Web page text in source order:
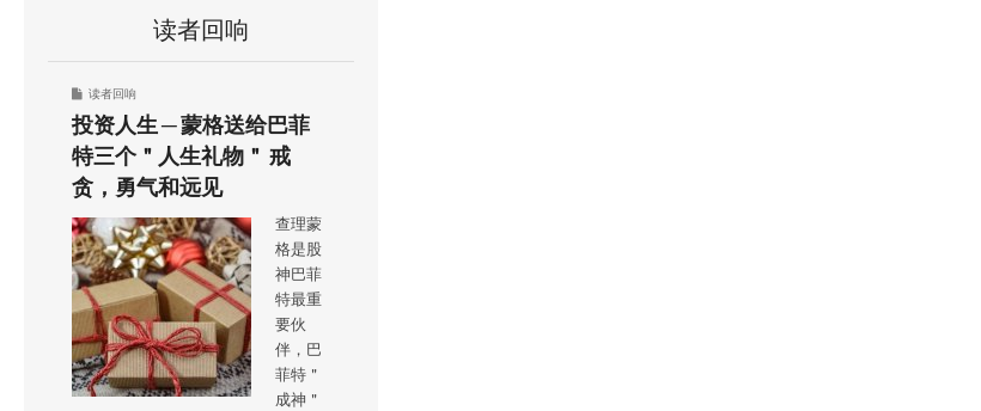
读者回响
读者回响
投资人生 ─ 蒙格送给巴菲
特三个＂人生礼物＂ 戒
贪，勇气和远见
查理蒙
格是股
神巴菲
特最重
要伙
伴，巴
菲特＂
成神＂